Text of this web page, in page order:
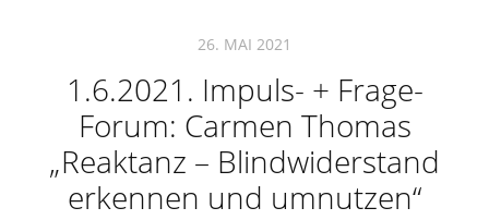
26. MAI 2021
1.6.2021. Impuls- + Frage-
Forum: Carmen Thomas
„Reaktanz – Blindwiderstand
erkennen und umnutzen“